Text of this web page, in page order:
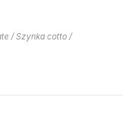
/ Szynka cotto /